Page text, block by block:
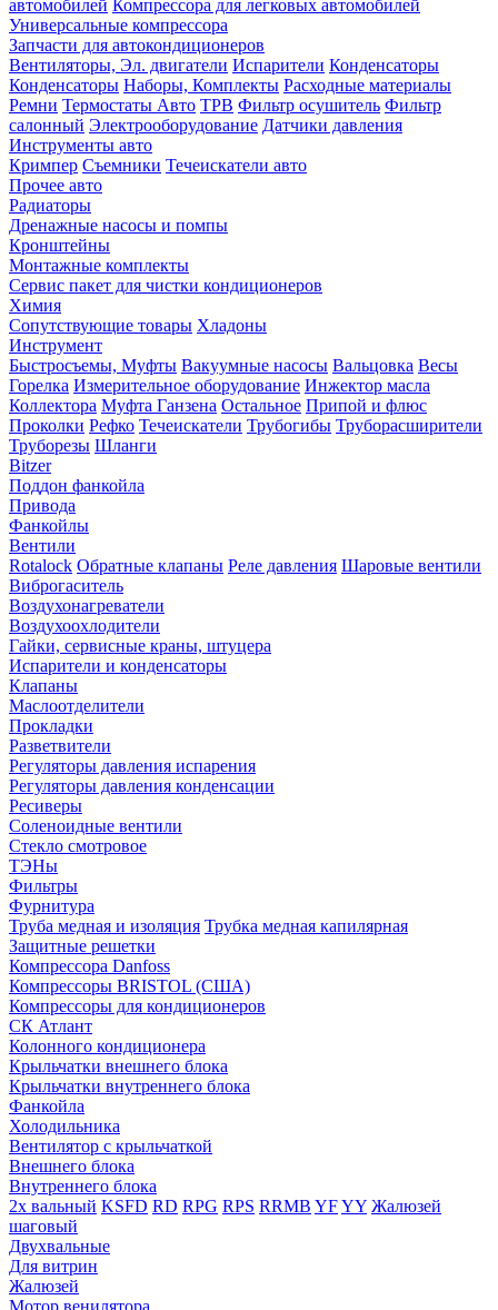
автомобилей Компрессора для легковых автомобилей
Универсальные компрессора
Запчасти для автокондиционеров
Вентиляторы, Эл. двигатели Испарители Конденсаторы
Конденсаторы Наборы, Комплекты Расходные материалы
Ремни Термостаты Авто ТРВ Фильтр осушитель Фильтр
салонный Электрооборудование Датчики давления
Инструменты авто
Кримпер Съемники Течеискатели авто
Прочее авто
Радиаторы
Дренажные насосы и помпы
Кронштейны
Монтажные комплекты
Сервис пакет для чистки кондиционеров
Химия
Сопутствующие товары Хладоны
Инструмент
Быстросъемы, Муфты Вакуумные насосы Вальцовка Весы
Горелка Измерительное оборудование Инжектор масла
Коллектора Муфта Ганзена Остальное Припой и флюс
Проколки Рефко Течеискатели Трубогибы Труборасширители
Труборезы Шланги
Bitzer
Поддон фанкойла
Привода
Фанкойлы
Вентили
Rotalock Обратные клапаны Реле давления Шаровые вентили
Виброгаситель
Воздухонагреватели
Воздухоохлодители
Гайки, сервисные краны, штуцера
Испарители и конденсаторы
Клапаны
Маслоотделители
Прокладки
Разветвители
Регуляторы давления испарения
Регуляторы давления конденсации
Ресиверы
Соленоидные вентили
Стекло смотровое
ТЭНы
Фильтры
Фурнитура
Труба медная и изоляция Трубка медная капилярная
Защитные решетки
Компрессора Danfoss
Компрессоры BRISTOL (США)
Компрессоры для кондиционеров
СК Атлант
Колонного кондиционера
Крыльчатки внешнего блока
Крыльчатки внутреннего блока
Фанкойла
Холодильника
Вентилятор с крыльчаткой
Внешнего блока
Внутреннего блока
2х вальный KSFD RD RPG RPS RRMB YFYY Жалюзей
шаговый
Двухвальные
Для витрин
Жалюзей
Мотор венилятора